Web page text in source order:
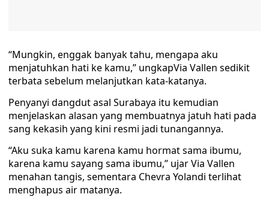
“Mungkin, enggak banyak tahu, mengapa aku
menjatuhkan hati ke kamu,” ungkapVia Vallen sedikit
terbata sebelum melanjutkan kata-katanya.
Penyanyi dangdut asal Surabaya itu kemudian
menjelaskan alasan yang membuatnya jatuh hati pada
sang kekasih yang kini resmi jadi tunangannya.
“Aku suka kamu karena kamu hormat sama ibumu,
karena kamu sayang sama ibumu,” ujar Via Vallen
menahan tangis, sementara Chevra Yolandi terlihat
menghapus air matanya.